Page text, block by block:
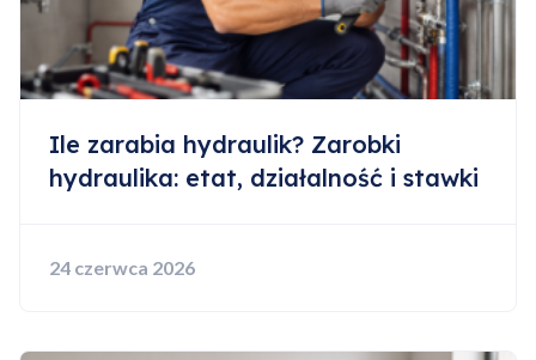
Ile zarabia hydraulik? Zarobki
hydraulika: etat, działalność i stawki
24 czerwca 2026